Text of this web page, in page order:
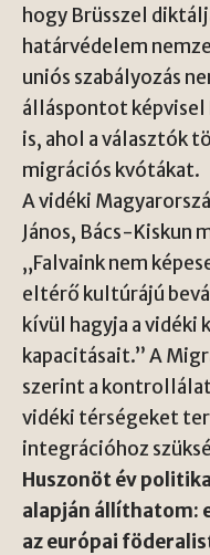
hogy Brüsszel
határvédelem
uniós szabályozás
álláspontot képvisel
is, ahol a választók
migrációs kvótákat.
A vidéki
János, Bács-Kiskun
„Falvaink nem
eltérő kultúrájú
kívül hagyja a vidéki
kapacitásait.” A
szerint a
vidéki térségeket
integrációhoz
Huszonöt év
alapján állíthatom:
az európai